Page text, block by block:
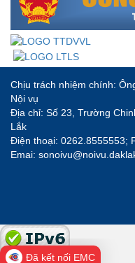
Chịu trách nhiệm chính:
Nội vụ
Địa chỉ: Số 23, Trường
Lắk
Điện thoại: 0262.8555553;
Emai:
Đã kết nối EMC